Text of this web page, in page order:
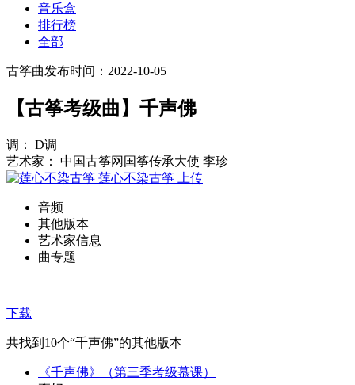
音乐盒
排行榜
全部
古筝曲发布时间：2022-10-05
【古筝考级曲】千声佛
调： D调
艺术家： 中国古筝网国筝传承大使 李珍
莲心不染古筝
上传
音频
其他版本
艺术家信息
曲专题
下载
共找到 10个“千声佛”的其他版本
《千声佛》（第三季考级慕课）